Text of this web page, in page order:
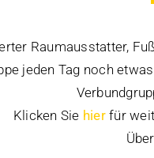
Raumausstatter,
jeden Tag noch
Klicken Sie hierfür